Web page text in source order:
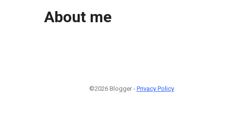
About me
©2026 Blogger - Privacy Policy